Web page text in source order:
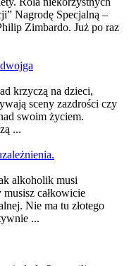
Nagrodę Specjalną –
Zimbardo. Już po raz
krzyczą na dzieci,
sceny zazdrości czy
swoim życiem.
...
alkoholik musi
całkowicie
Nie ma tu złotego
...